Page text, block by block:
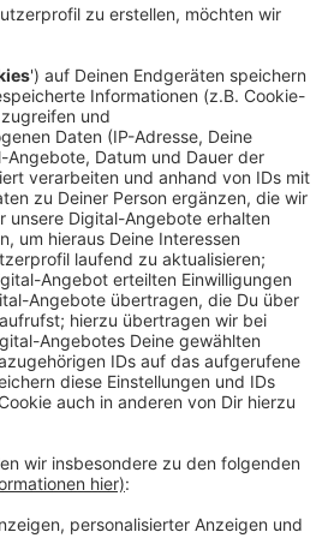
Lüdinghausern auf das Fest an
natürlich wieder auf viele
Epochen, die
Abraxo auf seinen Zeitreisen mit
und nach ANNOTOPIA
Programm!